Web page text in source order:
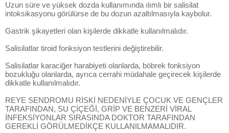
Uzun süre ve yüksek dozda kullanımında ılımlı bir salisilat
intoksikasyonu görülürse de bu dozun azaltılmasıyla kaybolur.
Gastrik şikayetleri olan kişilerde dikkatle kullanılmalıdır.
Salisilatlar tiroid fonksiyon testlerini değiştirebilir.
Salisilatlar karaciğer harabiyeti olanlarda, böbrek fonksiyon
bozukluğu olanlarda, ayrıca cerrahi müdahale geçirecek kişilerde
dikkatle kullanılmalıdır.
REYE SENDROMU RİSKİ NEDENİYLE ÇOCUK VE GENÇLER
TARAFINDAN, SU ÇİÇEĞİ, GRİP VE BENZERİ VİRAL
İNFEKSİYONLAR SIRASINDA DOKTOR TARAFINDAN
GEREKLİ GÖRÜLMEDİKÇE KULLANILMAMALIDIR.